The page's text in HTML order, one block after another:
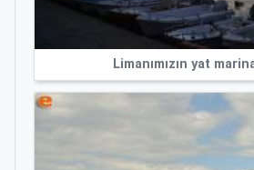
Limanımızın yat